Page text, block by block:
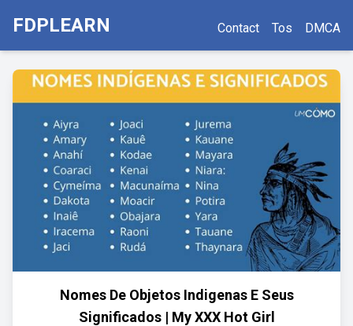
FDPLEARN Contact Tos DMCA
Nomes De Objetos Indigenas E Seus
Significados | My XXX Hot Girl